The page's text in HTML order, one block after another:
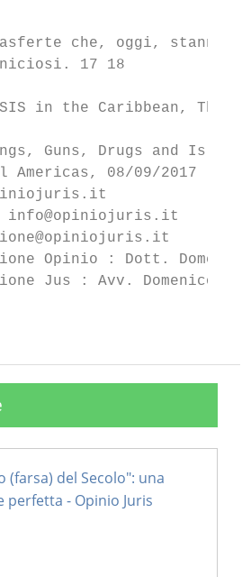
che, oggi, stanno
17 18
in the Caribbean, The
Guns, Drugs and
Americas, 08/09/2017
Opinio : Dott.
Jus : Avv. Domenico